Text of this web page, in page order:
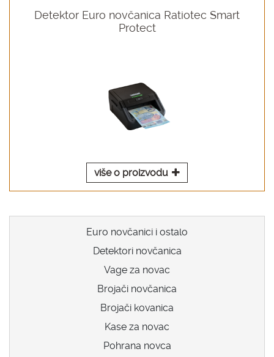
Detektor Euro novčanica Ratiotec Smart
Protect
više o proizvodu
Euro novčanici i ostalo
Detektori novčanica
Vage za novac
Brojači novčanica
Brojači kovanica
Kase za novac
Pohrana novca